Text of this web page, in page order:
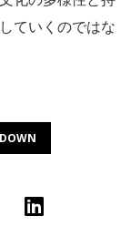
ていくのではな